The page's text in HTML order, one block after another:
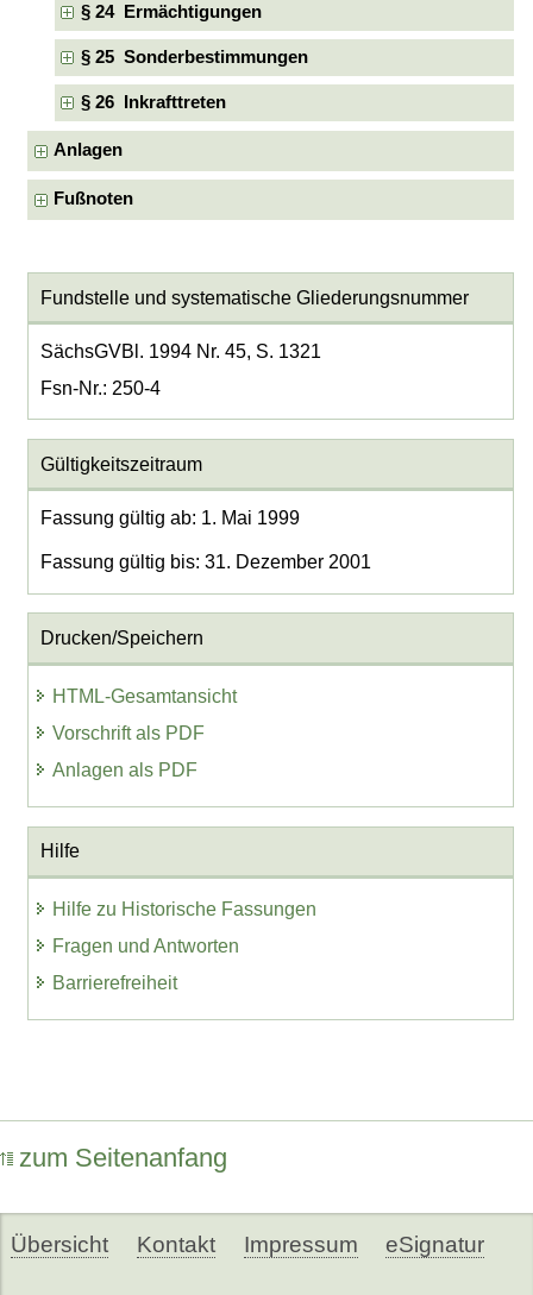
§ 24 Ermächtigungen
§ 25 Sonderbestimmungen
§ 26 Inkrafttreten
Anlagen
Fußnoten
Fundstelle und systematische Gliederungsnummer
SächsGVBl. 1994 Nr. 45, S. 1321
Fsn-Nr.: 250-4
Gültigkeitszeitraum
Fassung gültig ab: 1. Mai 1999
Fassung gültig bis: 31. Dezember 2001
Drucken/Speichern
HTML-Gesamtansicht
Vorschrift als PDF
Anlagen als PDF
Hilfe
Hilfe zu Historische Fassungen
Fragen und Antworten
Barrierefreiheit
zum Seitenanfang
Übersicht Kontakt Impressum eSignatur